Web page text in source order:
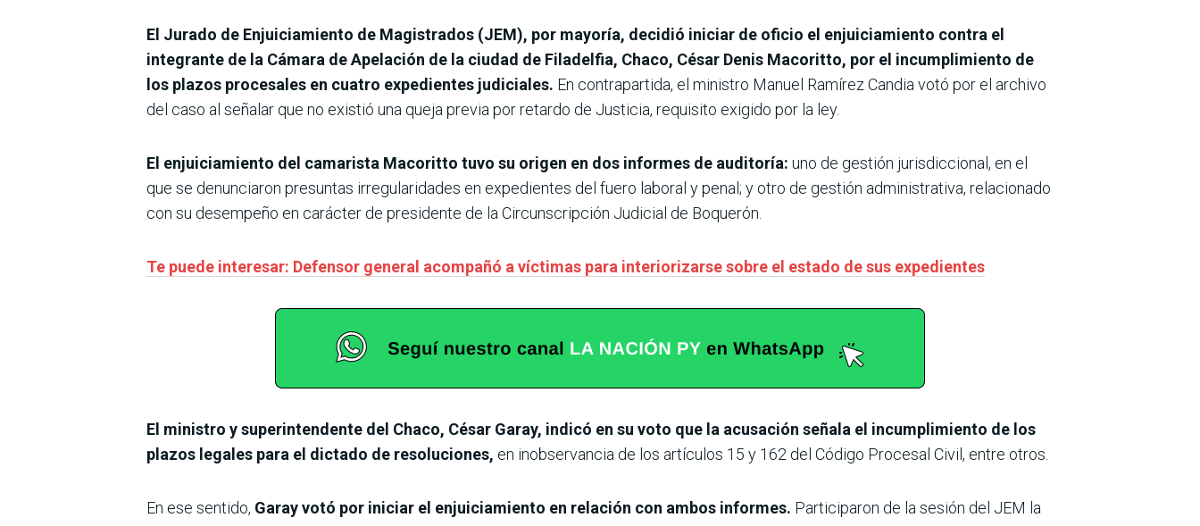
El Jurado de Enjuiciamiento de Magistrados (JEM), por mayoría, decidió iniciar de oficio el enjuiciamiento contra el
integrante de la Cámara de Apelación de la ciudad de Filadelfia, Chaco, César Denis Macoritto, por el incumplimiento de
los plazos procesales en cuatro expedientes judiciales. En contrapartida, el ministro Manuel Ramírez Candia votó por el archivo
del caso al señalar que no existió una queja previa por retardo de Justicia, requisito exigido por la ley.
El enjuiciamiento del camarista Macoritto tuvo su origen en dos informes de auditoría: uno de gestión jurisdiccional, en el
que se denunciaron presuntas irregularidades en expedientes del fuero laboral y penal; y otro de gestión administrativa, relacionado
con su desempeño en carácter de presidente de la Circunscripción Judicial de Boquerón.
Te puede interesar: Defensor general acompañó a víctimas para interiorizarse sobre el estado de sus expedientes
El ministro y superintendente del Chaco, César Garay, indicó en su voto que la acusación señala el incumplimiento de los
plazos legales para el dictado de resoluciones, en inobservancia de los artículos 15 y 162 del Código Procesal Civil, entre otros.
En ese sentido, Garay votó por iniciar el enjuiciamiento en relación con ambos informes. Participaron de la sesión del JEM la